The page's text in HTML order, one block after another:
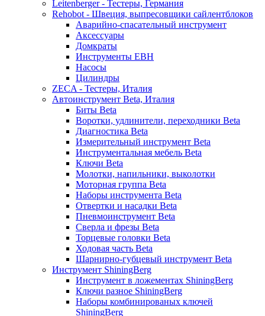
Leitenberger - Тестеры, Германия
Rehobot - Швеция, выпресовщики сайлентблоков
Аварийно-спасательный инструмент
Аксессуары
Домкраты
Инструменты EBH
Насосы
Цилиндры
ZECA - Тестеры, Италия
Автоинструмент Beta, Италия
Биты Beta
Воротки, удлинители, переходники Beta
Диагностика Beta
Измерительный инструмент Beta
Инструментальная мебель Beta
Ключи Beta
Молотки, напильники, выколотки
Моторная группа Beta
Наборы инструмента Beta
Отвертки и насадки Beta
Пневмоинструмент Beta
Сверла и фрезы Beta
Торцевые головки Beta
Ходовая часть Beta
Шарнирно-губцевый инструмент Beta
Инструмент ShiningBerg
Инструмент в ложементах ShiningBerg
Ключи разное ShiningBerg
Наборы комбинированых ключей
ShiningBerg